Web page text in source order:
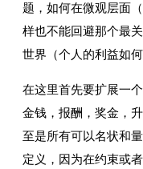
题，如何在微观层面
样也不能回避那个最
世界（个人的利益如
在这里首先要扩展一
金钱，报酬，奖金，
至是所有可以名状和
定义，因为在约束或